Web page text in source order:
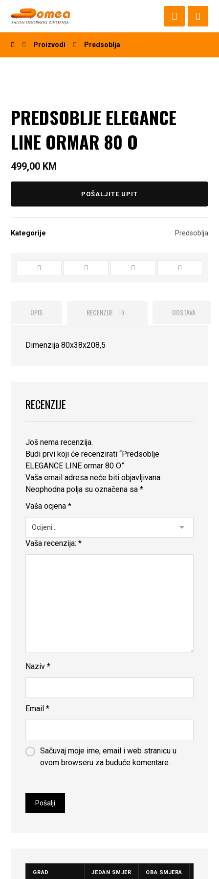
Proizvodi Predsoblja
PREDSOBLJE ELEGANCE
LINE ORMAR 80 O
499,00 KM
POŠALJITE UPIT
Kategorije Predsoblja
OPIS RECENZIJE 0 DOSTAVA
Dimenzija 80x38x208,5
RECENZIJE
Još nema recenzija.
Budi prvi koji će recenzirati “Predsoblje
ELEGANCE LINE ormar 80 O”
Vaša email adresa neće biti objavljivana.
Neophodna polja su označena sa*
Vaša ocjena*
Vaša recenzija:*
Naziv*
Email*
Sačuvaj moje ime, email i web stranicu u
ovom browseru za buduće komentare.
GRAD JEDAN SMJER OBA SMJERA